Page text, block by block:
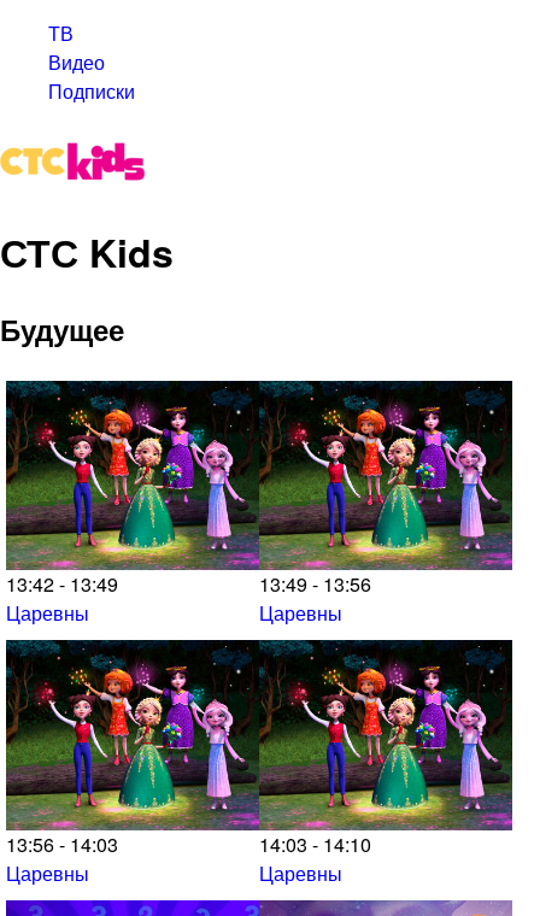
ТВ
Видео
Подписки
СТС Kids
Будущее
13:42 - 13:49
Царевны
13:49 - 13:56
Царевны
13:56 - 14:03
Царевны
14:03 - 14:10
Царевны